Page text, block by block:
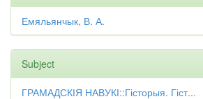
Емяльянчык, В. А.
Subject
ГРАМАДСКІЯ НАВУКІ::Гісторыя. Гіст...